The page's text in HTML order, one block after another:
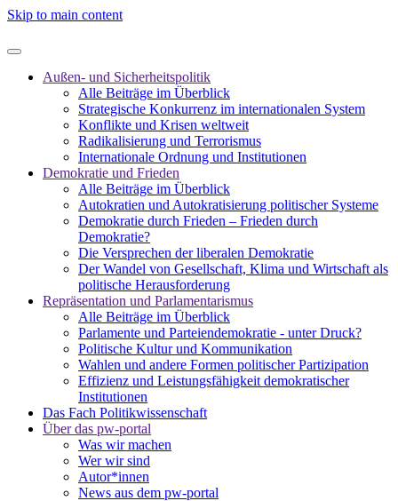
Skip to main content
Außen- und Sicherheitspolitik
Alle Beiträge im Überblick
Strategische Konkurrenz im internationalen System
Konflikte und Krisen weltweit
Radikalisierung und Terrorismus
Internationale Ordnung und Institutionen
Demokratie und Frieden
Alle Beiträge im Überblick
Autokratien und Autokratisierung politischer Systeme
Demokratie durch Frieden – Frieden durch
Demokratie?
Die Versprechen der liberalen Demokratie
Der Wandel von Gesellschaft, Klima und Wirtschaft als
politische Herausforderung
Repräsentation und Parlamentarismus
Alle Beiträge im Überblick
Parlamente und Parteiendemokratie - unter Druck?
Politische Kultur und Kommunikation
Wahlen und andere Formen politischer Partizipation
Effizienz und Leistungsfähigkeit demokratischer
Institutionen
Das Fach Politikwissenschaft
Über das pw-portal
Was wir machen
Wer wir sind
Autor*innen
News aus dem pw-portal